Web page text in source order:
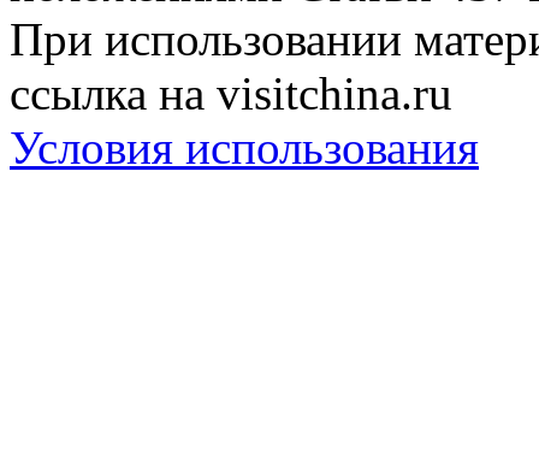
При использовании
ссылка на visitchina.ru
Условия использования